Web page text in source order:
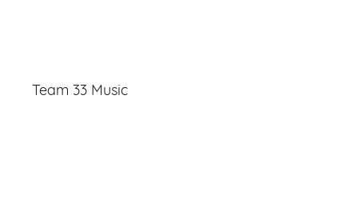
Team 33 Music